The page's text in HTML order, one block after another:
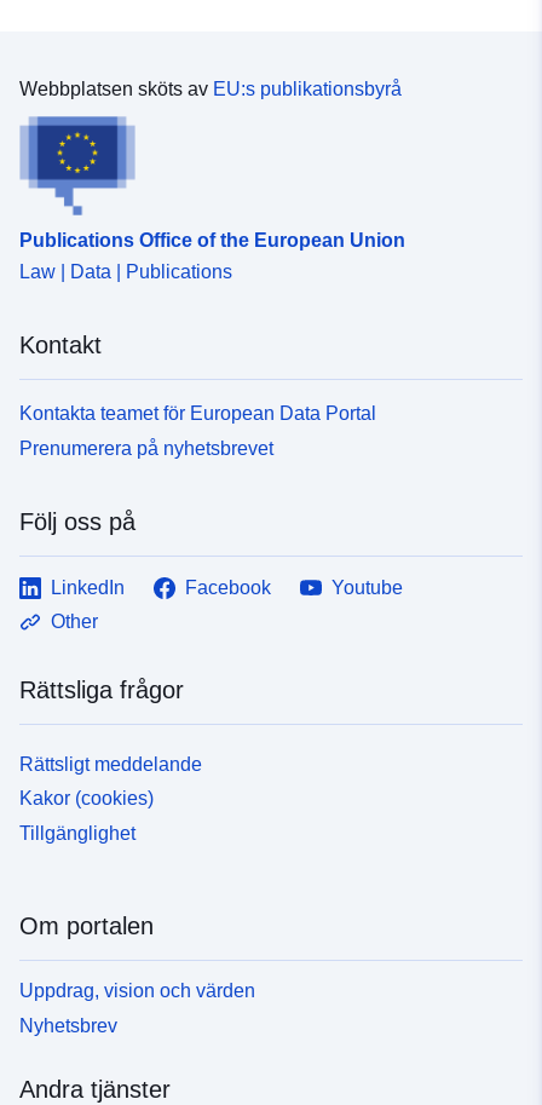
Webbplatsen sköts av EU:s publikationsbyrå
Publications Office of the European Union
Law | Data | Publications
Kontakt
Kontakta teamet för European Data Portal
Prenumerera på nyhetsbrevet
Följ oss på
LinkedIn Facebook
Youtube
Other
Rättsliga frågor
Rättsligt meddelande
Kakor (cookies)
Tillgänglighet
Om portalen
Uppdrag, vision och värden
Nyhetsbrev
Andra tjänster